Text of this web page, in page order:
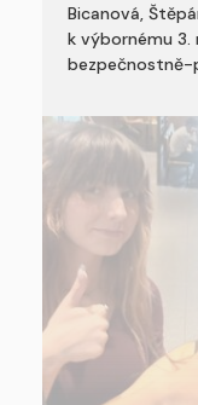
Bicanová,
k výbornému 3.
bezpečnostně-